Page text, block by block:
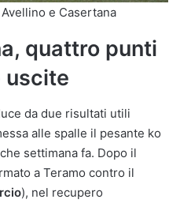
e Casertana
quattro punti
uscite
da due risultati utili
alle spalle il pesante ko
settimana fa. Dopo il
a Teramo contro il
), nel recupero